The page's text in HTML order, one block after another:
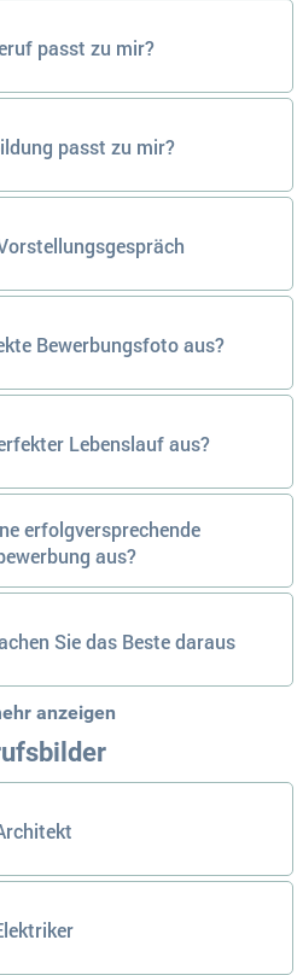
passt zu mir?
passt zu mir?
Bewerbungsfoto aus?
Lebenslauf aus?
erfolgversprechende
aus?
Sie das Beste daraus
anzeigen